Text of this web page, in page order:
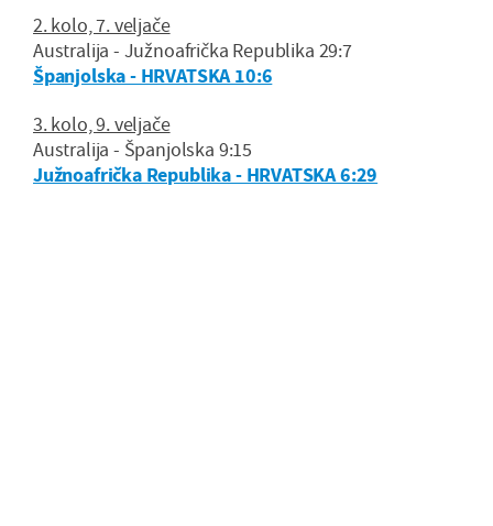
2. kolo, 7. veljače
Australija - Južnoafrička Republika 29:7
Španjolska - HRVATSKA 10:6
3. kolo, 9. veljače
Australija - Španjolska 9:15
Južnoafrička Republika - HRVATSKA 6:29